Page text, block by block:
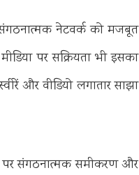
संगठनात्मक नेटवर्क को मजबूत
पर सक्रियता भी इसका
और वीडियो लगातार साझा
पर संगठनात्मक समीकरण और